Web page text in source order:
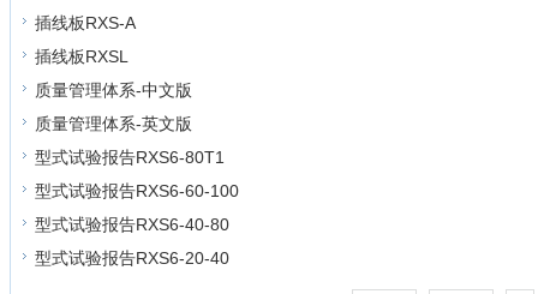
插线板RXS-A
插线板RXSL
质量管理体系-中文版
质量管理体系-英文版
型式试验报告RXS6-80T1
型式试验报告RXS6-60-100
型式试验报告RXS6-40-80
型式试验报告RXS6-20-40